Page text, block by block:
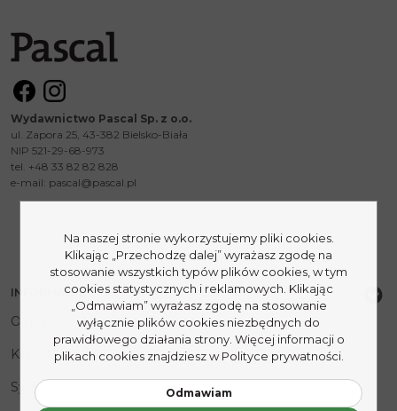
Wydawnictwo Pascal Sp. z o.o.
ul. Zapora 25, 43-382 Bielsko-Biała
NIP 521-29-68-973
tel. +48 33 82 82 828
e-mail: pascal@pascal.pl
INFORMACJE
O nas
Kontakt
Sygnaliści
Na naszej stronie wykorzystujemy pliki cookies.
Klikając „Przechodzę dalej” wyrażasz zgodę na
stosowanie wszystkich typów plików cookies, w tym
cookies statystycznych i reklamowych. Klikając
„Odmawiam” wyrażasz zgodę na stosowanie
wyłącznie plików cookies niezbędnych do
prawidłowego działania strony. Więcej informacji o
plikach cookies znajdziesz w Polityce prywatności.
Odmawiam